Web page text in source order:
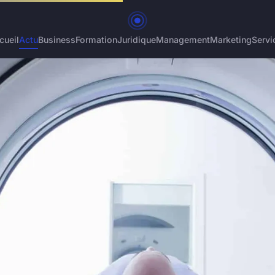
ActuBusinessFormationJuridiqueManagementMarketing